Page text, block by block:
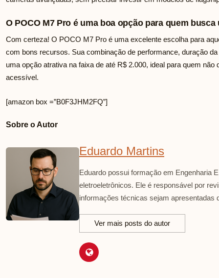
O POCO M7 Pro é uma boa opção para quem
Com certeza! O POCO M7 Pro é uma excelente escolha para
com bons recursos. Sua combinação de performance, duração
uma opção atrativa na faixa de até R$ 2.000, ideal para quem
acessível.
[amazon box =”B0F3JHM2FQ”]
Sobre o Autor
Eduardo Martins
Eduardo possui formação em Engenharia
eletroeletrônicos. Ele é responsável por
informações técnicas sejam apresentadas
Ver mais posts do autor